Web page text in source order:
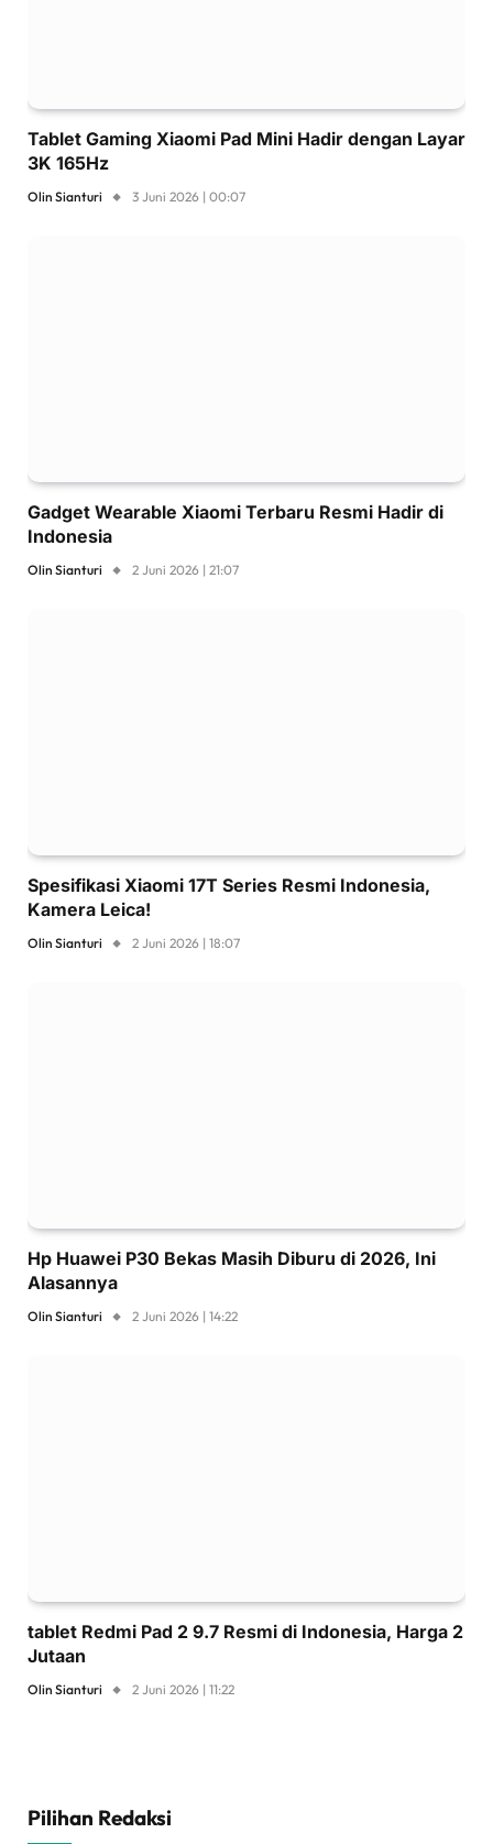
Tablet Gaming Xiaomi Pad Mini Hadir dengan Layar
3K 165Hz
Olin Sianturi 3 Juni 2026 | 00:07
Gadget Wearable Xiaomi Terbaru Resmi Hadir di
Indonesia
Olin Sianturi 2 Juni 2026 | 21:07
Spesifikasi Xiaomi 17T Series Resmi Indonesia,
Kamera Leica!
Olin Sianturi 2 Juni 2026 | 18:07
Hp Huawei P30 Bekas Masih Diburu di 2026, Ini
Alasannya
Olin Sianturi 2 Juni 2026 | 14:22
tablet Redmi Pad 2 9.7 Resmi di Indonesia, Harga 2
Jutaan
Olin Sianturi 2 Juni 2026 | 11:22
Pilihan Redaksi